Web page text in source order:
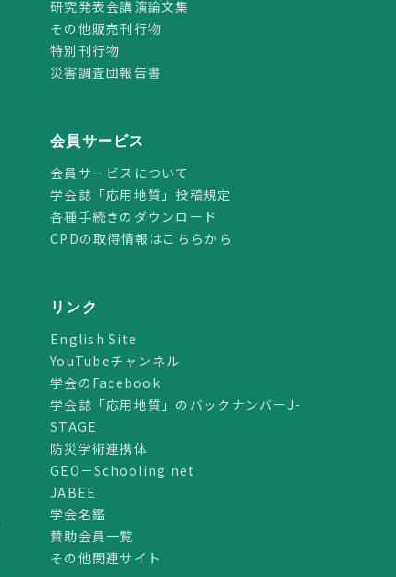
研究発表会講演論文集
その他販売刊行物
特別刊行物
災害調査団報告書
会員サービス
会員サービスについて
学会誌「応用地質」投稿規定
各種手続きのダウンロード
CPDの取得情報はこちらから
リンク
English Site
YouTubeチャンネル
学会のFacebook
学会誌「応用地質」のバックナンバーJ-
STAGE
防災学術連携体
GEO－Schooling net
JABEE
学会名鑑
賛助会員一覧
その他関連サイト